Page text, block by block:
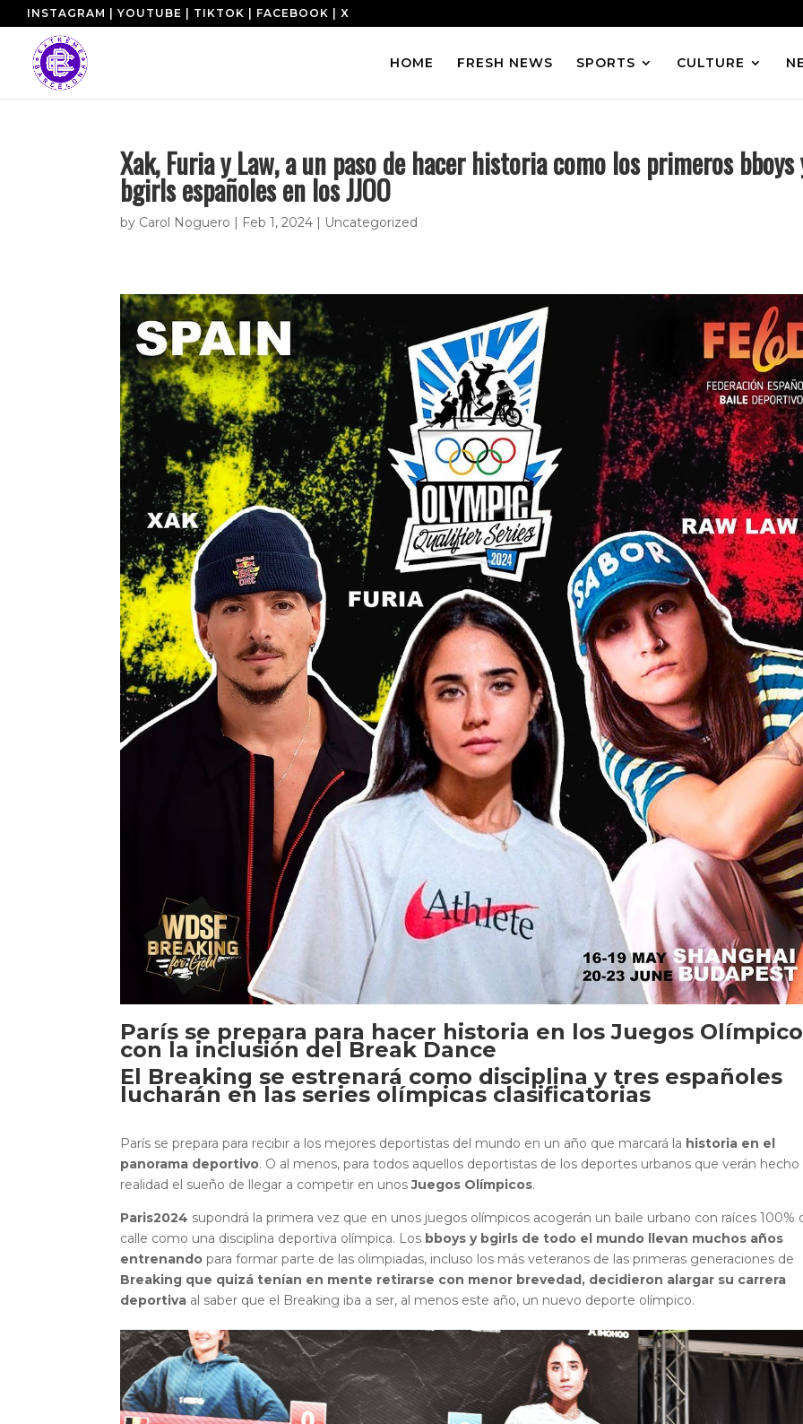
INSTAGRAM YOUTUBE TIKTOK FACEBOOK X
HOME FRESH NEWS SPORTS CULTURE
Xak, Furia y Law, a un paso de hacer historia como los primeros bboys
bgirls españoles en los JJOO
by Carol Noguero | Feb 1, 2024 | Uncategorized
París se prepara para hacer historia en los Juegos
con la inclusión del Break Dance
El Breaking se estrenará como disciplina y tres españoles
lucharán en las series olímpicas clasificatorias
París se prepara para recibir a los mejores deportistas del mundo en un año que marcará la historia en el
panorama deportivo. O al menos, para todos aquellos deportistas de los deportes urbanos que verán hecho
realidad el sueño de llegar a competir en unosJuegos Olímpicos.
Paris2024 supondrá la primera vez que en unos juegos olímpicos acogerán un baile urbano con raíces 100%
calle como una disciplina deportiva olímpica. Los bboys y bgirls de todo el mundo llevan muchos años
entrenando para formar parte de las olimpiadas, incluso los más veteranos de las primeras generaciones de
Breaking que quizá tenían en mente retirarse con menor brevedad, decidieron alargar su carrera
deportiva al saber que el Breaking iba a ser, al menos este año, un nuevo deporte olímpico.